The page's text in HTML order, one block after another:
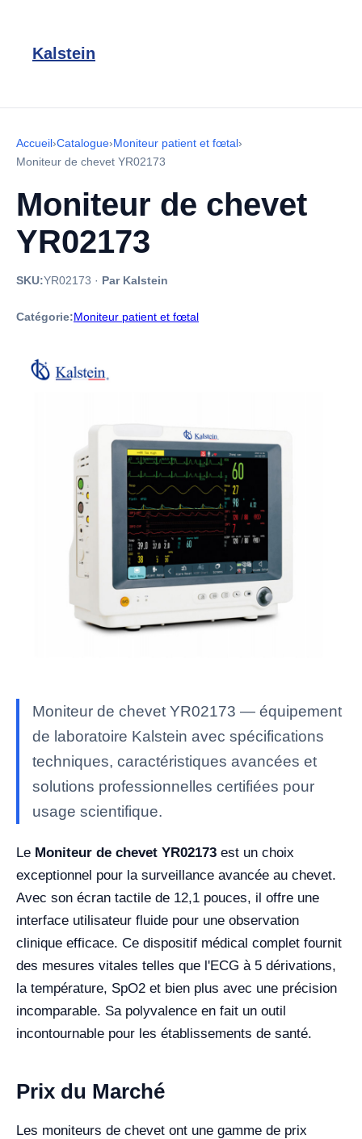
Kalstein
Accueil›Catalogue›Moniteur patient et fœtal›
Moniteur de chevet YR02173
Moniteur de chevet
YR02173
SKU:YR02173 · Par Kalstein
Catégorie:Moniteur patient et fœtal
Moniteur de chevet YR02173 — équipement
de laboratoire Kalstein avec spécifications
techniques, caractéristiques avancées et
solutions professionnelles certifiées pour
usage scientifique.
Le Moniteur de chevet YR02173 est un choix
exceptionnel pour la surveillance avancée au chevet.
Avec son écran tactile de 12,1 pouces, il offre une
interface utilisateur fluide pour une observation
clinique efficace. Ce dispositif médical complet fournit
des mesures vitales telles que l'ECG à 5 dérivations,
la température, SpO2 et bien plus avec une précision
incomparable. Sa polyvalence en fait un outil
incontournable pour les établissements de santé.
Prix du Marché
Les moniteurs de chevet ont une gamme de prix